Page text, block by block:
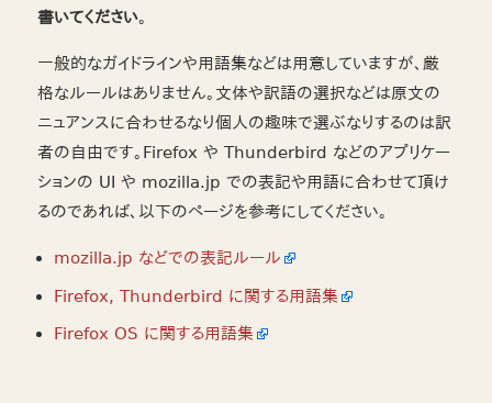
書いてください。
一般的なガイドラインや用語集などは用意していますが、厳
格なルールはありません。文体や訳語の選択などは原文の
ニュアンスに合わせるなり個人の趣味で選ぶなりするのは訳
者の自由です。Firefox や Thunderbird などのアプリケー
ションの UI や mozilla.jp での表記や用語に合わせて頂け
るのであれば、以下のページを参考にしてください。
mozilla.jp などでの表記ルール
Firefox, Thunderbird に関する用語集
Firefox OS に関する用語集